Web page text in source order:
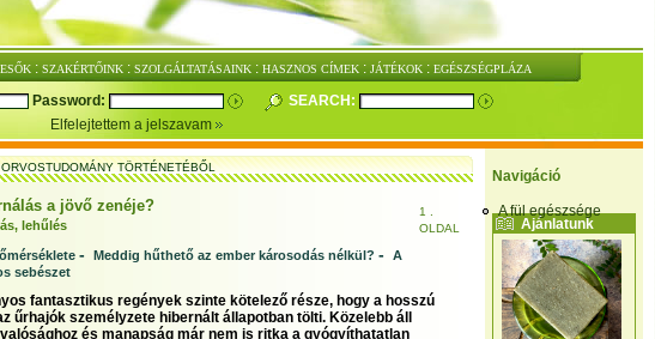
: SZAKÉRTŐINK : SZOLGÁLTATÁSAINK : HASZNOS CÍMEK : JÁTÉKOK : EGÉSZSÉGPLÁZA
Password:
SEARCH:
Elfelejtettem a jelszavam
Navigáció
A fül egészsége
Ajánlatunk
TÖRTÉNETÉBŐL
a jövő zenéje?
lehűlés
1 .
OLDAL
- Meddig hűthető az ember károsodás nélkül? - A
sebészet
fantasztikus regények szinte kötelező része, hogy a hosszú
űrhajók személyzete hibernált állapotban tölti. Közelebb áll
és manapság már nem is ritka a gyógyíthatatlan